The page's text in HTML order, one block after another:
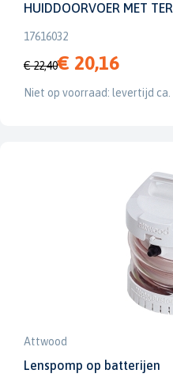
HUIDDOORVOER MET
17616032
€ 22,40€ 20,16
Niet op voorraad: levertijd ca.
Attwood
Lenspomp op batterijen